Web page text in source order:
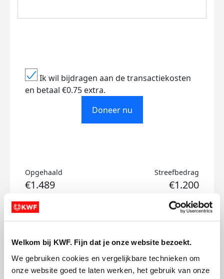
Welkom bij KWF. Fijn dat je onze website bezoekt.
We gebruiken cookies en vergelijkbare technieken om
onze website goed te laten werken, het gebruik van onze
Ik wil bijdragen aan de transactiekosten
en betaal €0.75 extra.
Doneer nu
Opgehaald
€1.489
Streefbedrag
€1.200
Doneer
Pien's badges